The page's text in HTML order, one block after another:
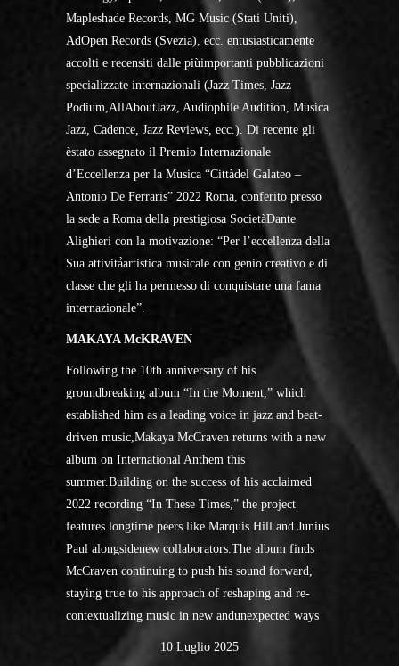
Mapleshade Records, MG Music (Stati Uniti),
AdOpen Records (Svezia), ecc. entusiasticamente
accolti e recensiti dalle piùimportanti pubblicazioni
specializzate internazionali (Jazz Times, Jazz
Podium,AllAboutJazz, Audiophile Audition, Musica
Jazz, Cadence, Jazz Reviews, ecc.). Di recente gli
èstato assegnato il Premio Internazionale
d’Eccellenza per la Musica “Cittàdel Galateo –
Antonio De Ferraris” 2022 Roma, conferito presso
la sede a Roma della prestigiosa SocietàDante
Alighieri con la motivazione: “Per l’eccellenza della
Sua attività̀artistica musicale con genio creativo e di
classe che gli ha permesso di conquistare una fama
internazionale”.
MAKAYA McKRAVEN
Following the 10th anniversary of his
groundbreaking album “In the Moment,” which
established him as a leading voice in jazz and beat-
driven music,Makaya McCraven returns with a new
album on International Anthem this
summer.Building on the success of his acclaimed
2022 recording “In These Times,” the project
features longtime peers like Marquis Hill and Junius
Paul alongsidenew collaborators.The album finds
McCraven continuing to push his sound forward,
staying true to his approach of reshaping and re-
contextualizing music in new andunexpected ways
10 Luglio 2025